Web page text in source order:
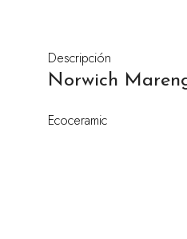
Descripción
Norwich
Ecoceramic